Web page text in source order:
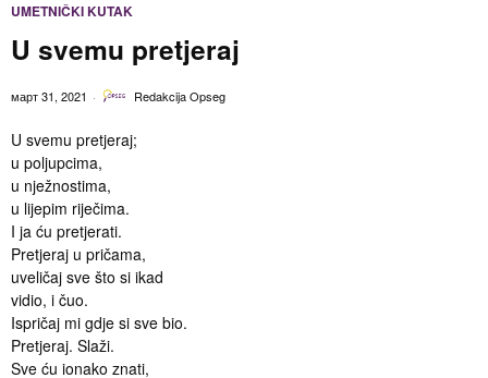
UMETNIČKI KUTAK
U svemu pretjeraj
март 31, 2021 Redakcija Opseg
U svemu pretjeraj;
u poljupcima,
u nježnostima,
u lijepim riječima.
I ja ću pretjerati.
Pretjeraj u pričama,
uveličaj sve što si ikad
vidio, i čuo.
Ispričaj mi gdje si sve bio.
Pretjeraj. Slaži.
Sve ću ionako znati,